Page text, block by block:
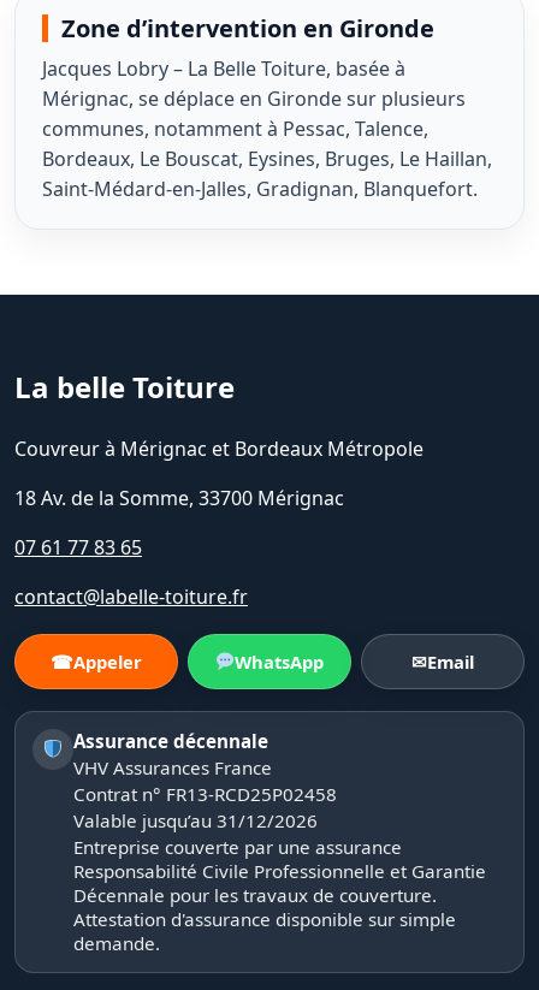
Zone d’intervention en Gironde
Jacques Lobry – La Belle Toiture, basée à
Mérignac, se déplace en Gironde sur plusieurs
communes, notamment à Pessac, Talence,
Bordeaux, Le Bouscat, Eysines, Bruges, Le Haillan,
Saint-Médard-en-Jalles, Gradignan, Blanquefort.
La belle Toiture
Couvreur à Mérignac et Bordeaux Métropole
18 Av. de la Somme, 33700 Mérignac
07 61 77 83 65
contact@labelle-toiture.fr
☎Appeler WhatsApp ✉Email
Assurance décennale
VHV Assurances France
Contrat n° FR13-RCD25P02458
Valable jusqu’au 31/12/2026
Entreprise couverte par une assurance
Responsabilité Civile Professionnelle et Garantie
Décennale pour les travaux de couverture.
Attestation d'assurance disponible sur simple
demande.